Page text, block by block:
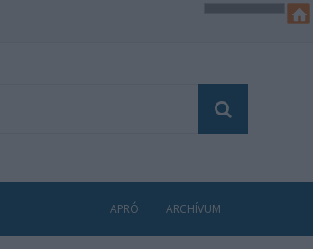
APRÓ ARCHÍVUM